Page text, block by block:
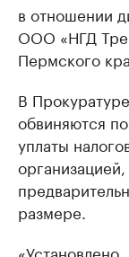
в отношении
ООО «НГД
Пермского
В
обвиняются
уплаты
размере.